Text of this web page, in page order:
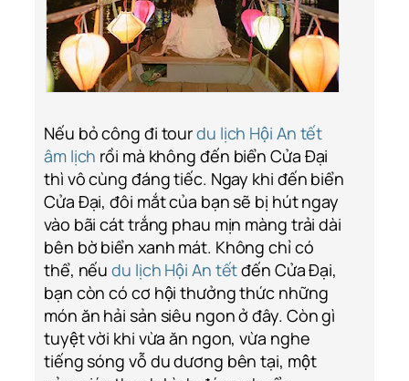
Nếu bỏ công đi tourdu lịch Hội An tết
âm lịch rồi mà không đến biển Cửa Đại
thì vô cùng đáng tiếc. Ngay khi đến biển
Cửa Đại, đôi mắt của bạn sẽ bị hút ngay
vào bãi cát trắng phau mịn màng trải dài
bên bờ biển xanh mát. Không chỉ có
thể, nếudu lịch Hội An tếtđến Cửa Đại,
bạn còn có cơ hội thưởng thức những
món ăn hải sản siêu ngon ở đây. Còn gì
tuyệt vời khi vừa ăn ngon, vừa nghe
tiếng sóng vỗ du dương bên tại, một